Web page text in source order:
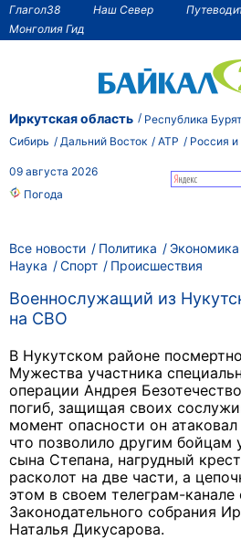
Глагол38 Наш Север
Монголия Гид
Иркутская область Республика
Сибирь
Дальний Восток АТР Россия
09 августа 2026
Погода
Все новости Политика Экономика
Наука
Спорт Происшествия
Военнослужащий из
на СВО
В Нукутском районе
Мужества участника
операции Андрея
погиб, защищая своих
момент опасности он
что позволило другим бойцам
сына Степана, нагрудный
расколот на две части, а
этом в своем телеграм-
Законодательного собрания
Наталья Дикусарова.